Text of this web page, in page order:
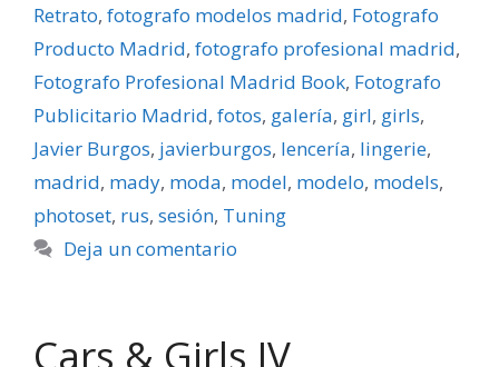
Retrato, fotografo modelos madrid, Fotografo
Producto Madrid, fotografo profesional madrid,
Fotografo Profesional Madrid Book, Fotografo
Publicitario Madrid, fotos, galerí­a, girl, girls,
Javier Burgos, javierburgos, lencerí­a, lingerie,
madrid, mady, moda, model, modelo, models,
photoset, rus, sesión, Tuning
Deja un comentario
Cars & Girls IV